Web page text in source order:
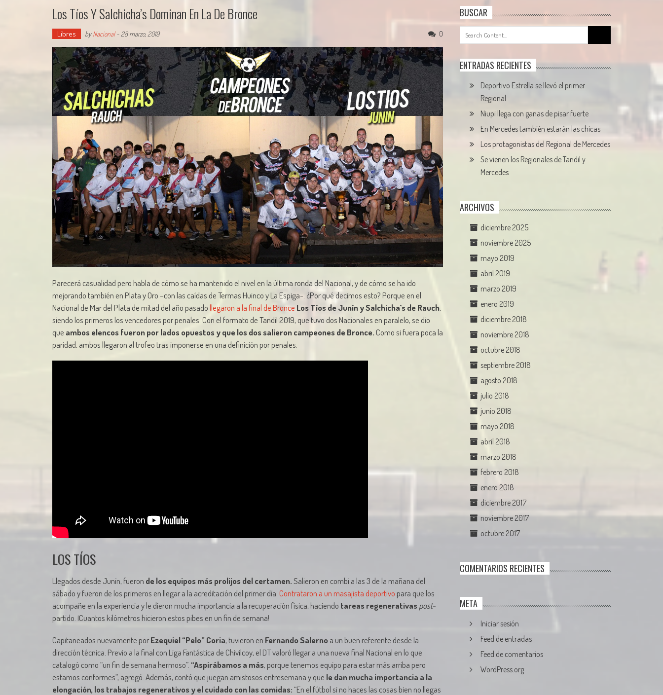
Los Tíos Y Salchicha’s Dominan En La De Bronce
Libres byNacional- 28 marzo, 2019 0
Parecerá casualidad pero habla de cómo se ha mantenido el nivel en la última ronda del Nacional, y de cómo se ha ido
mejorando también en Plata y Oro –con las caídas de Termas Huinco y La Espiga-. ¿Por qué decimos esto? Porque en el
Nacional de Mar del Plata de mitad del año pasadollegaron a la final de Bronce Los Tíos de Junín y Salchicha`s de Rauch,
siendo los primeros los vencedores por penales. Con el formato de Tandil 2019, que tuvo dos Nacionales en paralelo, se dio
que ambos elencos fueron por lados opuestos y que los dos salieron campeones de Bronce.Como si fuera poca la
paridad, ambos llegaron al trofeo tras imponerse en una definición por penales.
LOS TÍOS
Llegados desde Junín, fueron de los equipos más prolijos del certamen.Salieron en combi a las 3 de la mañana del
sábado y fueron de los primeros en llegar a la acreditación del primer día. Contrataron a un masajista deportivo para que los
acompañe en la experiencia y le dieron mucha importancia a la recuperación física, haciendo tareas regenerativas post-
partido. ¡Cuantos kilómetros hicieron estos pibes en un fin de semana!
Capitaneados nuevamente porEzequiel “Pelo” Coria, tuvieron en Fernando Salernoa un buen referente desde la
dirección técnica. Previo a la final con Liga Fantástica de Chivilcoy, el DT valoró llegar a una nueva final Nacional en lo que
catalogó como “un fin de semana hermoso”. “Aspirábamos a más, porque tenemos equipo para estar más arriba pero
estamos conformes”, agregó. Además, contó que juegan amistosos entresemana y que le dan mucha importancia a la
elongación, los trabajos regenerativos y el cuidado con las comidas:“En el fútbol si no haces las cosas bien no llegas
BUSCAR
ENTRADAS RECIENTES
Deportivo Estrella se llevó el primer
Regional
Niupi llega con ganas de pisar fuerte
En Mercedes también estarán las chicas
Los protagonistas del Regional de Mercedes
Se vienen los Regionales de Tandil y
Mercedes
ARCHIVOS
diciembre 2025
noviembre 2025
mayo 2019
abril 2019
marzo 2019
enero 2019
diciembre 2018
noviembre 2018
octubre 2018
septiembre 2018
agosto 2018
julio 2018
junio 2018
mayo 2018
abril 2018
marzo 2018
febrero 2018
enero 2018
diciembre 2017
noviembre 2017
octubre 2017
COMENTARIOS RECIENTES
META
Iniciar sesión
Feed de entradas
Feed de comentarios
WordPress.org